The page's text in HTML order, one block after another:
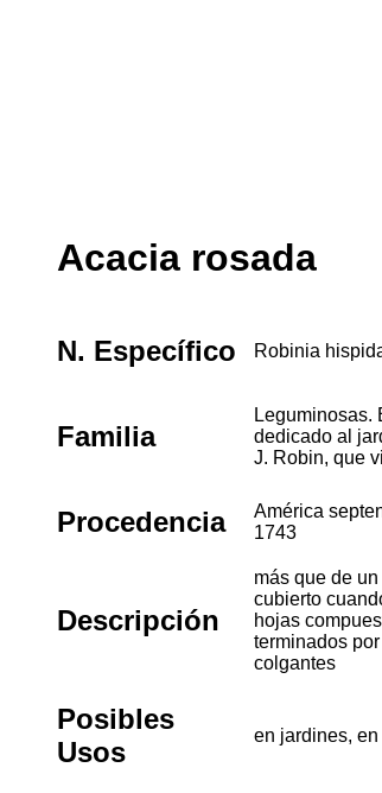
Acacia rosada
N. Específico Robinia
Familia
Leguminosas.
dedicado al
J. Robin, que
Procedencia
América
1743
Descripción
más que de
cubierto
hojas
terminados
colgantes
Posibles
Usos
en jardines,